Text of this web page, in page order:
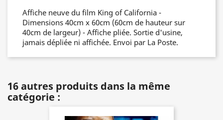
Affiche neuve du film King of California -
Dimensions 40cm x 60cm (60cm de hauteur sur
40cm de largeur) - Affiche pliée. Sortie d'usine,
jamais dépliée ni affichée. Envoi par La Poste.
16 autres produits dans la même
catégorie :